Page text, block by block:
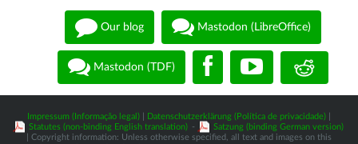
Our blog Mastodon (LibreOffice)
Mastodon (TDF)
Impressum (Informação legal) Datenschutzerklärung (Política de privacidade)
Statutes (non-binding English translation) -
Satzung (binding German version)
| Copyright information: Unless otherwise specified, all text and images on this